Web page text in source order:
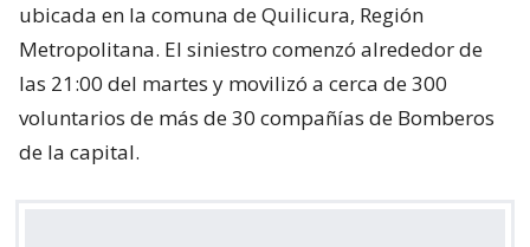
ubicada en la comuna de Quilicura, Región
Metropolitana. El siniestro comenzó alrededor de
las 21:00 del martes y movilizó a cerca de 300
voluntarios de más de 30 compañías de Bomberos
de la capital.